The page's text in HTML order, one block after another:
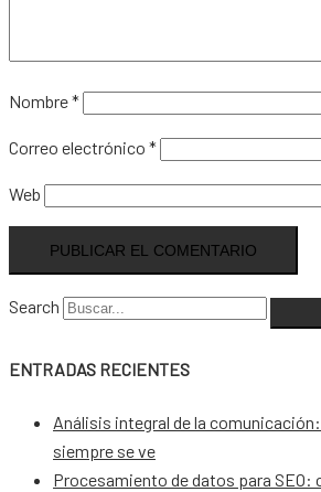
Nombre*
Correo electrónico *
Web
Search
ENTRADAS RECIENTES
Análisis integral de la
siempre se ve
Procesamiento de datos para SEO: